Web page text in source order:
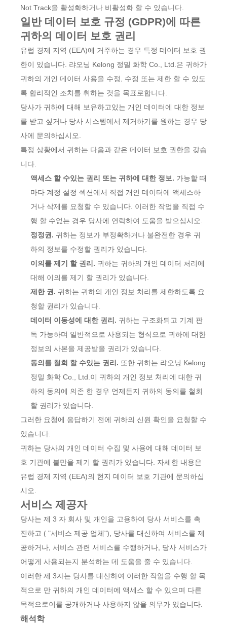
Not Track을 활성화하거나 비활성화 할 수 있습니다.
일반 데이터 보호 규정 (GDPR)에 따른
귀하의 데이터 보호 권리
유럽 경제 지역 (EEA)에 거주하는 경우 특정 데이터 보호 권
한이 있습니다. 랴오닝 Kelong 정밀 화학 Co., Ltd.은 귀하가
귀하의 개인 데이터 사용을 수정, 수정 또는 제한 할 수 있도
록 합리적인 조치를 취하는 것을 목표로합니다.
당사가 귀하에 대해 보유하고있는 개인 데이터에 대한 정보
를 받고 싶거나 당사 시스템에서 제거하기를 원하는 경우 당
사에 문의하십시오.
특정 상황에서 귀하는 다음과 같은 데이터 보호 권한을 갖습
니다.
액세스 할 수있는 권리 또는 귀하에 대한 정보. 가능할 때
마다 계정 설정 섹션에서 직접 개인 데이터에 액세스하
거나 삭제를 요청할 수 있습니다. 이러한 작업을 직접 수
행 할 수없는 경우 당사에 연락하여 도움을 받으십시오.
정정권. 귀하는 정보가 부정확하거나 불완전한 경우 귀
하의 정보를 수정할 권리가 있습니다.
이의를 제기 할 권리. 귀하는 귀하의 개인 데이터 처리에
대해 이의를 제기 할 권리가 있습니다.
제한 권. 귀하는 귀하의 개인 정보 처리를 제한하도록 요
청할 권리가 있습니다.
데이터 이동성에 대한 권리. 귀하는 구조화되고 기계 판
독 가능하며 일반적으로 사용되는 형식으로 귀하에 대한
정보의 사본을 제공받을 권리가 있습니다.
동의를 철회 할 수있는 권리. 또한 귀하는 랴오닝 Kelong
정밀 화학 Co., Ltd.이 귀하의 개인 정보 처리에 대한 귀
하의 동의에 의존 한 경우 언제든지 귀하의 동의를 철회
할 권리가 있습니다.
그러한 요청에 응답하기 전에 귀하의 신원 확인을 요청할 수
있습니다.
귀하는 당사의 개인 데이터 수집 및 사용에 대해 데이터 보
호 기관에 불만을 제기 할 권리가 있습니다. 자세한 내용은
유럽 경제 지역 (EEA)의 현지 데이터 보호 기관에 문의하십
시오.
서비스 제공자
당사는 제 3 자 회사 및 개인을 고용하여 당사 서비스를 촉
진하고 ( "서비스 제공 업체"), 당사를 대신하여 서비스를 제
공하거나, 서비스 관련 서비스를 수행하거나, 당사 서비스가
어떻게 사용되는지 분석하는 데 도움을 줄 수 있습니다.
이러한 제 3자는 당사를 대신하여 이러한 작업을 수행 할 목
적으로 만 귀하의 개인 데이터에 액세스 할 수 있으며 다른
목적으로이를 공개하거나 사용하지 않을 의무가 있습니다.
해석학